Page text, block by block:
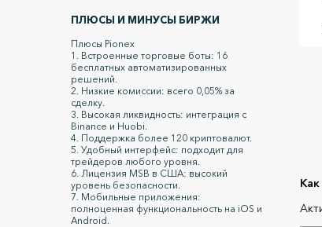
ПЛЮСЫ И МИНУСЫ БИРЖИ
Плюсы Pionex
1. Встроенные торговые боты: 16
бесплатных автоматизированных
решений.
2. Низкие комиссии: всего 0,05% за
сделку.
3. Высокая ликвидность: интеграция с
Binance и Huobi.
4. Поддержка более 120 криптовалют.
5. Удобный интерфейс: подходит для
трейдеров любого уровня.
6. Лицензия MSB в США: высокий
уровень безопасности.
7. Мобильные приложения:
полноценная функциональность на iOS и
Android.